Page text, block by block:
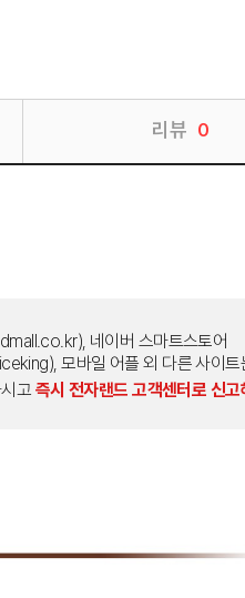
리뷰 0
네이버 스마트스토어
모바일 어플 외 다른 사이트
고 즉시 전자랜드 고객센터로 신고